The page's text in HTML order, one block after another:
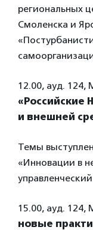
региональных
Смоленска и
12.00, ауд. 124,
«Российские
и внешней
Темы
«Инновации в
15.00, ауд. 124,
новые